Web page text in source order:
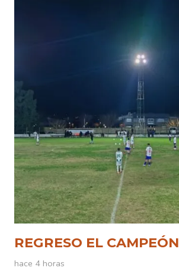
REGRESO EL CAMPEÓN
hace 4 horas